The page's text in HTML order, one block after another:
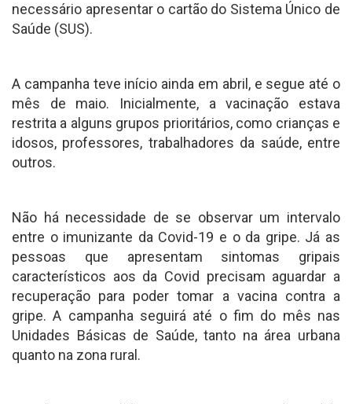
necessário apresentar o cartão do Sistema Único de
Saúde (SUS).
A campanha teve início ainda em abril, e segue até o
mês de maio. Inicialmente, a vacinação estava
restrita a alguns grupos prioritários, como crianças e
idosos, professores, trabalhadores da saúde, entre
outros.
Não há necessidade de se observar um intervalo
entre o imunizante da Covid-19 e o da gripe. Já as
pessoas que apresentam sintomas gripais
característicos aos da Covid precisam aguardar a
recuperação para poder tomar a vacina contra a
gripe. A campanha seguirá até o fim do mês nas
Unidades Básicas de Saúde, tanto na área urbana
quanto na zona rural.